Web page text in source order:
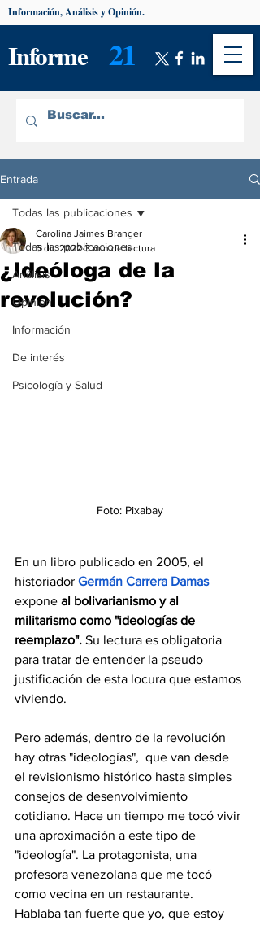
Informe 21
Información, Análisis y Opinión.
Entrada
Todas las publicaciones
Análisis
Opinión
Información
De interés
Psicología y Salud
Todas las publicaciones
¿Ideóloga de la
revolución?
Carolina Jaimes Branger
5 dic 2022 3 min de lectura
Foto: Pixabay
En un libro publicado en 2005, el
historiador Germán Carrera Damas
expone al bolivarianismo y al
militarismo como "ideologías de
reemplazo". Su lectura es obligatoria
para tratar de entender la pseudo
justificación de esta locura que estamos
viviendo.
Pero además, dentro de la revolución
hay otras "ideologías",  que van desde
el revisionismo histórico hasta simples
consejos de desenvolvimiento
cotidiano. Hace un tiempo me tocó vivir
una aproximación a este tipo de
"ideología". La protagonista, una
profesora venezolana que me tocó
como vecina en un restaurante.
Hablaba tan fuerte que yo, que estoy